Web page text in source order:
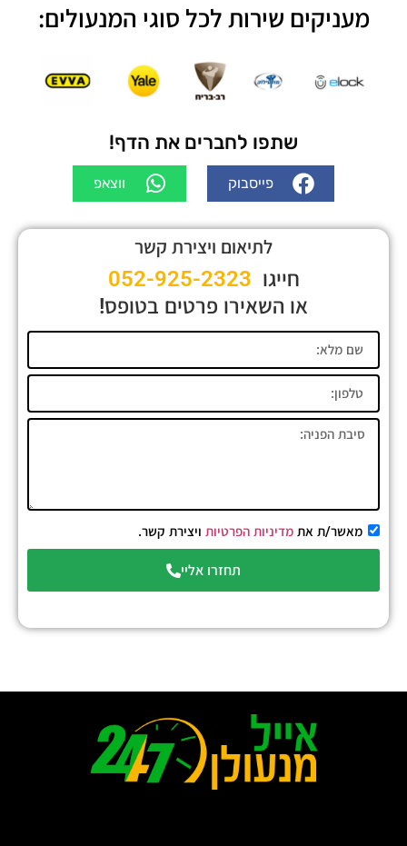
מעניקים שירות לכל סוגי המנעולים:
שתפו לחברים את הדף!
פייסבוק ווצאפ
לתיאום ויצירת קשר
חייגו 052-925-2323
או השאירו פרטים בטופס!
מאשר/ת את מדיניות הפרטיות ויצירת קשר.
תחזרו אליי